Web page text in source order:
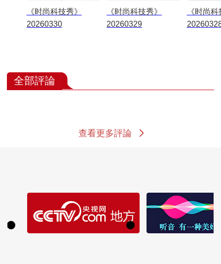
《时尚科技秀》
20260330
《时尚科技秀》
20260329
《时尚
全部評論
查看更多評論